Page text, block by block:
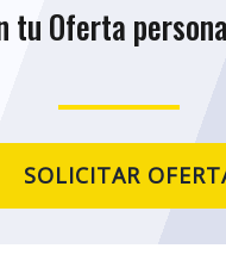
tu Oferta
SOLICITAR